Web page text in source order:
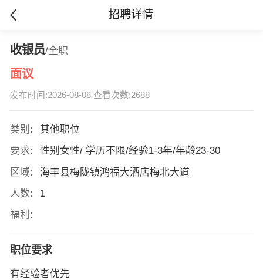
招聘详情
收银员/全职
面议
发布时间:2026-08-08 查看次数:2688
类别:
其他职位
要求:
性别女性/ 学历不限/经验1-3年/年龄23-30
区域:
海丰县梅陇镇鸿福大酒店梅北大道
人数:
1
福利:
职位要求
有经验者优先